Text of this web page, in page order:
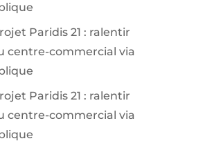
Paridis 21 : ralentir
centre-commercial via
Paridis 21 : ralentir
centre-commercial via